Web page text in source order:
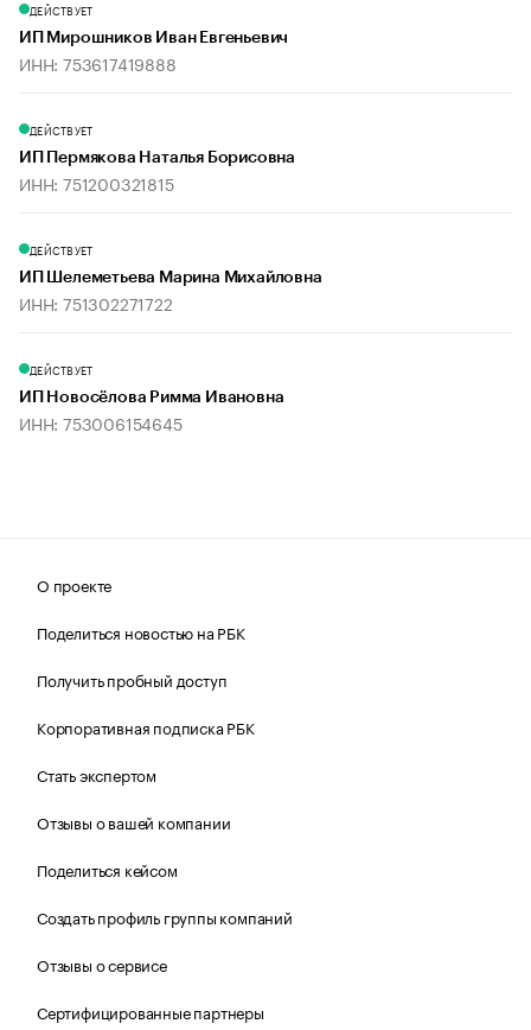
ДЕЙСТВУЕТ
ИП Мирошников Иван Евгеньевич
ИНН: 753617419888
ДЕЙСТВУЕТ
ИП Пермякова Наталья Борисовна
ИНН: 751200321815
ДЕЙСТВУЕТ
ИП Шелеметьева Марина Михайловна
ИНН: 751302271722
ДЕЙСТВУЕТ
ИП Новосёлова Римма Ивановна
ИНН: 753006154645
О проекте
Поделиться новостью на РБК
Получить пробный доступ
Корпоративная подписка РБК
Стать экспертом
Отзывы о вашей компании
Поделиться кейсом
Создать профиль группы компаний
Отзывы о сервисе
Сертифицированные партнеры